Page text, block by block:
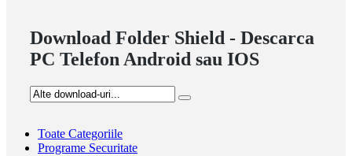
Download Folder Shield - Descarca
PC Telefon Android sau IOS
Toate Categoriile
Programe Securitate